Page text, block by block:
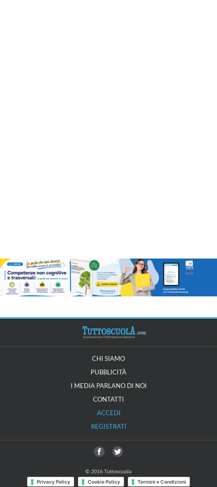
CHI SIAMO
PUBBLICITÀ
I MEDIA PARLANO DI NOI
CONTATTI
ACCEDI
REGISTRATI
© 2016 Tuttoscuola
Privacy Policy Cookie Policy Termini e Condizioni